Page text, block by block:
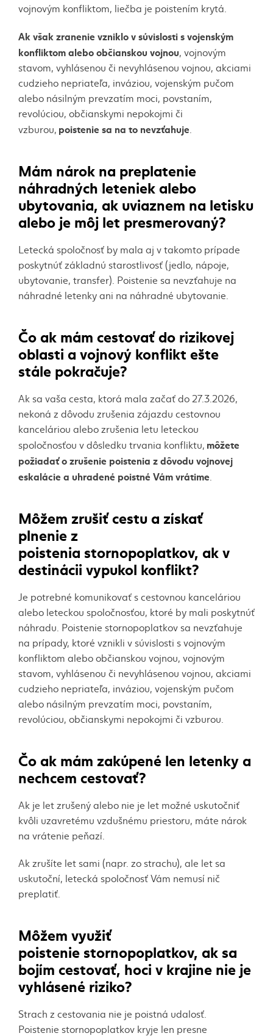
vojnovým konfliktom, liečba je poistením krytá.
Ak však zranenie vzniklo v súvislosti s vojenským
konfliktom alebo občianskou vojnou, vojnovým
stavom, vyhlásenou či nevyhlásenou vojnou, akciami
cudzieho nepriateľa, inváziou, vojenským pučom
alebo násilným prevzatím moci, povstaním,
revolúciou, občianskymi nepokojmi či
vzburou, poistenie sa na to nevzťahuje
Mám nárok na preplatenie
náhradných leteniek alebo
ubytovania, ak uviaznem na letisku
alebo je môj let presmerovaný?
Letecká spoločnosť by mala aj v takomto prípade
poskytnúť základnú starostlivosť (jedlo, nápoje,
ubytovanie, transfer). Poistenie sa nevzťahuje na
náhradné letenky ani na náhradné ubytovanie.
Čo ak mám cestovať do rizikovej
oblasti a vojnový konflikt ešte
stále pokračuje?
Ak sa vaša cesta, ktorá mala začať do 27.3.2026,
nekoná z dôvodu zrušenia zájazdu cestovnou
kanceláriou alebo zrušenia letu leteckou
spoločnosťou v dôsledku trvania konfliktu, môžete
požiadať o zrušenie poistenia z dôvodu vojnovej
eskalácie a uhradené poistné Vám vrátime
Môžem zrušiť cestu a získať
plnenie z
poistenia stornopoplatkov, ak v
destinácii vypukol konflikt?
Je potrebné komunikovať s cestovnou kanceláriou
alebo leteckou spoločnosťou, ktoré by mali poskytnúť
náhradu. Poistenie stornopoplatkovsa nevzťahuje
na prípady, ktoré vznikli v súvislosti s vojnovým
konfliktom alebo občianskou vojnou, vojnovým
stavom, vyhlásenou či nevyhlásenou vojnou, akciami
cudzieho nepriateľa, inváziou, vojenským pučom
alebo násilným prevzatím moci, povstaním,
revolúciou, občianskymi nepokojmi či vzburou.
Čo ak mám zakúpené len letenky a
nechcem cestovať?
Ak je let zrušený alebo nie je let možné uskutočniť
kvôli uzavretému vzdušnému priestoru, máte nárok
na vrátenie peňazí.
Ak zrušíte let sami (napr. zo strachu), ale let sa
uskutoční, letecká spoločnosť Vám nemusí nič
preplatiť.
Môžem využiť
poisteniestornopoplatkov, ak sa
bojím cestovať, hoci v krajine nie je
vyhlásené riziko?
Strach z cestovania nie je poistná udalosť.
Poistenie stornopoplatkov kryje len presne